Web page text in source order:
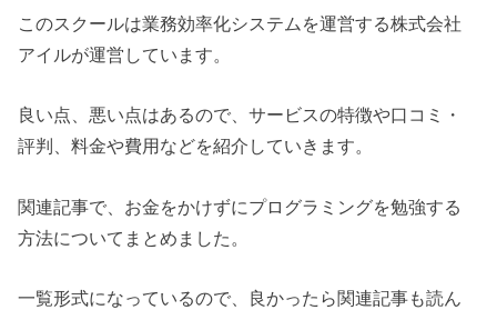
このスクールは業務効率化システムを運営する株式会社
アイルが運営しています。
良い点、悪い点はあるので、サービスの特徴や口コミ・
評判、料金や費用などを紹介していきます。
関連記事で、お金をかけずにプログラミングを勉強する
方法についてまとめました。
一覧形式になっているので、良かったら関連記事も読ん